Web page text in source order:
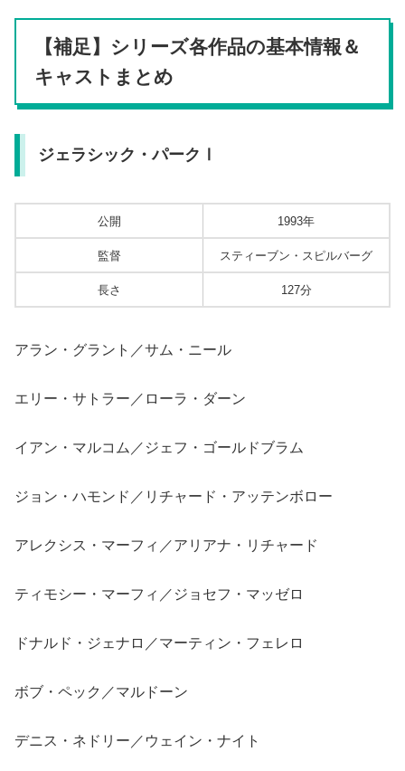
【補足】シリーズ各作品の基本情報＆
キャストまとめ
ジェラシック・パークⅠ
公開 1993年
監督 スティーブン・スピルバーグ
長さ 127分
アラン・グラント／サム・ニール
エリー・サトラー／ローラ・ダーン
イアン・マルコム／ジェフ・ゴールドブラム
ジョン・ハモンド／リチャード・アッテンボロー
アレクシス・マーフィ／アリアナ・リチャード
ティモシー・マーフィ／ジョセフ・マッゼロ
ドナルド・ジェナロ／マーティン・フェレロ
ボブ・ペック／マルドーン
デニス・ネドリー／ウェイン・ナイト